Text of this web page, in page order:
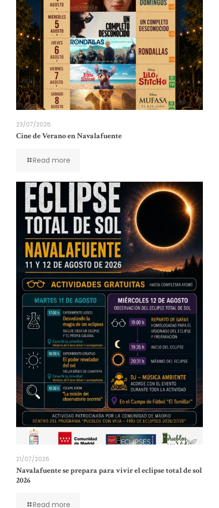
23/07/2026
Cine de Verano en Navalafuente
Read more
21/07/2026
Navalafuente se prepara para vivir el eclipse total de sol
2026
Read more